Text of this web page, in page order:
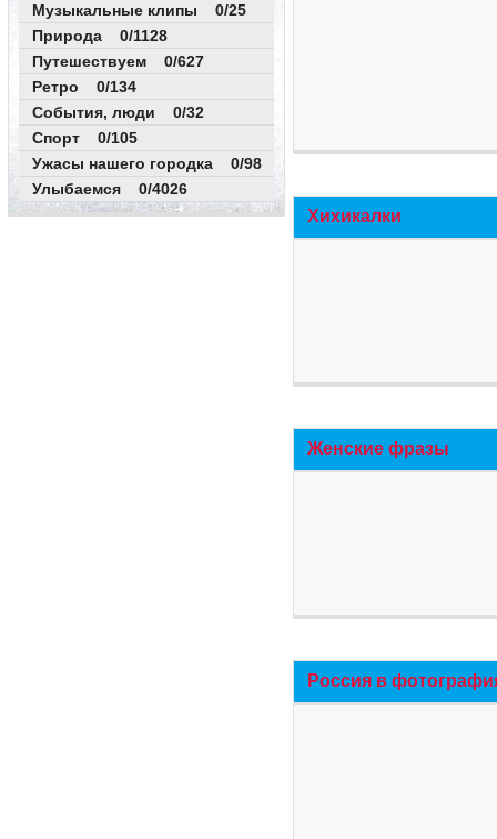
Музыкальные клипы 0/25
Природа 0/1128
Путешествуем 0/627
Ретро 0/134
События, люди 0/32
Спорт 0/105
Ужасы нашего городка 0/98
Улыбаемся 0/4026
Хихикалки
Женские фразы
Россия в